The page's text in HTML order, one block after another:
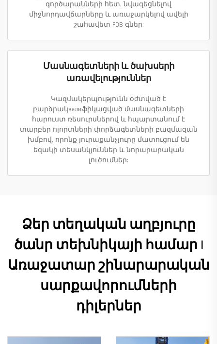
գործարանների հետ, նվազեցնելով
միջնորդավճարները և առաջարկելով ավելի
շահավետ FOB գներ:
Մասնագետների և ծախսերի
առավելություններ
Կազմակերպությունն օժտված է
բարձրակвалиֆիկացված մասնագետների
հարուստ ռեսուրսներով և հպարտանում է
տարբեր ոլորտների փորձագետների բազմազան
խմբով, որոնք յուրաքանչյուրը մատուցում են
եզակի տեսանկյուններ և նորարարական
լուծումներ:
Ձեր տեղական աղբյուրը
ծանր տեխնիկայի համար |
Առաջատար շինարարական
սարքավորումների
դիլերներ